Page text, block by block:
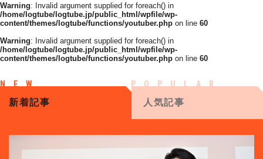
Warning: Invalid argument supplied for foreach() in
/home/logtube/logtube.jp/public_html/wpfile/wp-
content/themes/logtube/functions/youtuber.php on line 60
Warning: Invalid argument supplied for foreach() in
/home/logtube/logtube.jp/public_html/wpfile/wp-
content/themes/logtube/functions/youtuber.php on line 60
新着記事 人気記事